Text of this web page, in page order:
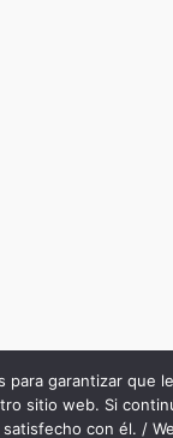
para garantizar que
sitio web. Si
con él. /